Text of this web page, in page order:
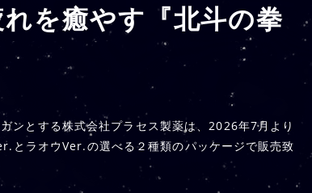
を癒やす『北斗の拳
ンとする株式会社プラセス製薬は、2026年7月より
とラオウVer.の選べる２種類のパッケージで販売致